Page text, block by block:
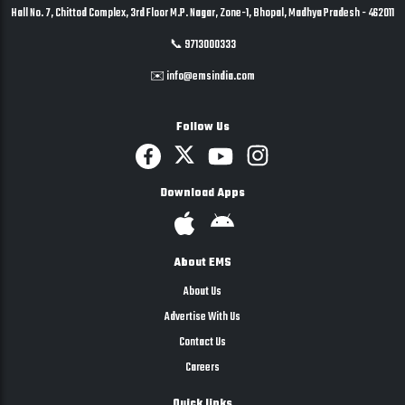
Hall No. 7, Chittod Complex, 3rd Floor M.P. Nagar, Zone-1, Bhopal, Madhya Pradesh - 462011
📞 9713000333
✉️ info@emsindia.com
Follow Us
Download Apps
About EMS
About Us
Advertise With Us
Contact Us
Careers